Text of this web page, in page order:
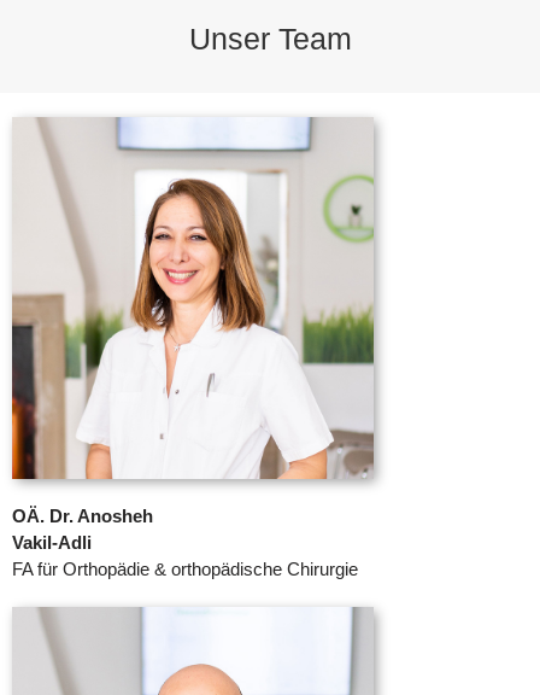
Unser Team
OÄ. Dr. Anosheh
Vakil-Adli
FA für Orthopädie & orthopädische Chirurgie